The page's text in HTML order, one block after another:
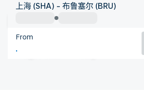
Belgium
Brussels
Belgium
上海 (SHA) - 布鲁塞尔 (BRU)
From